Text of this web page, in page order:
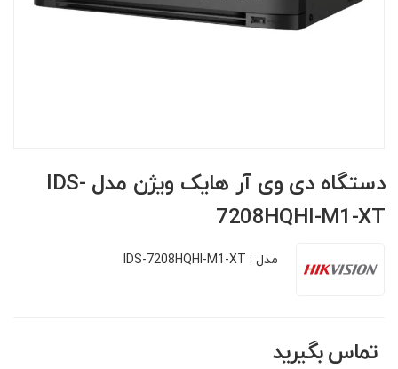
دستگاه دی وی آر هایک ویژن مدل IDS-
7208HQHI-M1-XT
مدل : IDS-7208HQHI-M1-XT
تماس بگیرید